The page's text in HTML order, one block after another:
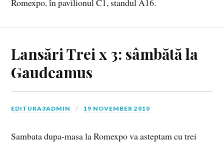
Romexpo, în pavilionul C1, standul A16.
Lansări Trei x 3: sâmbătă la
Gaudeamus
EDITURA3ADMIN 19 NOVEMBER 2010
Sambata dupa-masa la Romexpo va asteptam cu trei